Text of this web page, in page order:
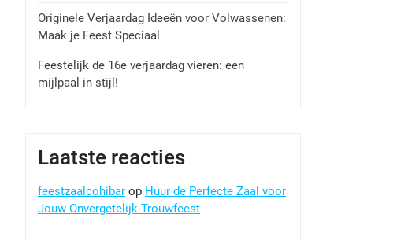
Originele Verjaardag Ideeën voor Volwassenen:
Maak je Feest Speciaal
Feestelijk de 16e verjaardag vieren: een
mijlpaal in stijl!
Laatste reacties
feestzaalcohibar op Huur de Perfecte Zaal voor
Jouw Onvergetelijk Trouwfeest